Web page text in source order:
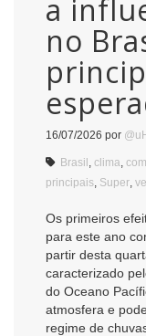
a
no
16/07/2026 por
Brasil clima
principais Super
Os primeiros
para este ano
partir desta
caracterizado
do Oceano
atmosfera e
regime de